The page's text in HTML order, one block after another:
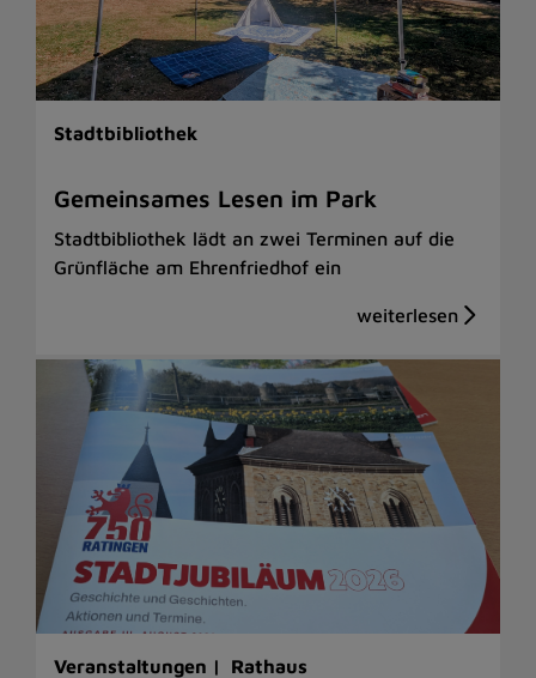
Stadtbibliothek
Gemeinsames Lesen im Park
Stadtbibliothek lädt an zwei Terminen auf die
Grünfläche am Ehrenfriedhof ein
Veranstaltungen | Rathaus